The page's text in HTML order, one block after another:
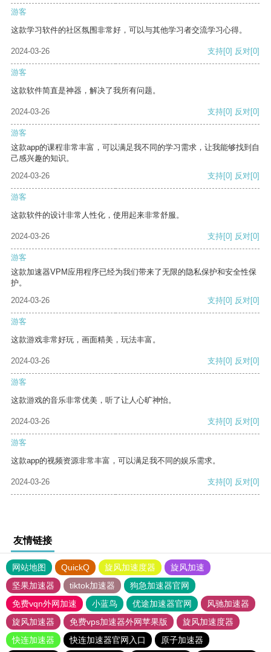
游客
这款学习软件的社区氛围非常好，可以与其他学习者交流学习心得。
2024-03-26 支持[0] 反对[0]
游客
这款软件简直是神器，解决了我所有问题。
2024-03-26 支持[0] 反对[0]
游客
这款app的课程非常丰富，可以满足我不同的学习需求，让我能够找到自
己感兴趣的知识。
2024-03-26
支持[0] 反对[0]
游客
这款软件的设计非常人性化，使用起来非常舒服。
2024-03-26 支持[0] 反对[0]
游客
这款加速器VPM应用程序已经为我们带来了无限的隐私保护和安全性保
护。
2024-03-26
支持[0] 反对[0]
游客
这款游戏非常好玩，画面精美，玩法丰富。
2024-03-26 支持[0] 反对[0]
游客
这款游戏的音乐非常优美，听了让人心旷神怡。
2024-03-26 支持[0] 反对[0]
游客
这款app的视频资源非常丰富，可以满足我不同的娱乐需求。
2024-03-26 支持[0] 反对[0]
友情链接
网站地图 QuickQ 旋风加速度器
旋风加速
坚果加速器
tiktok加速器
狗急加速器官网
免费vqn外网加速
小蓝鸟 优途加速器官网
风驰加速器
旋风加速器
免费vps加速器外网苹果版
旋风加速度器
快连加速器
快连加速器官网入口 原子加速器